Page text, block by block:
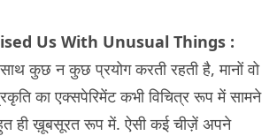
Us With Unusual Things :
कुछ न कुछ प्रयोग करती रहती है, मानों वो
का एक्सपेरिमेंट कभी विचित्र रूप में सामने
ही ख़ूबसूरत रूप में. ऐसी कई चीज़ें अपने